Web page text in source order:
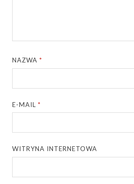
NAZWA*
E-MAIL*
WITRYNA INTERNETOWA